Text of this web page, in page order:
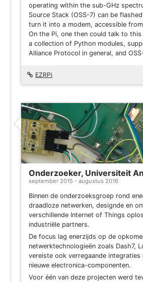
operating within the sub-GHz
Source Stack (OSS-7) can be
turn it into a modem, accessible
On the Pi, one then could talk to this
a collection of Python modules,
Alliance Protocol in general, and
EZRPi
Onderzoeker, Universiteit
september 2015 - augustus 2016
Binnen de onderzoeksgroep rond
draadloze netwerken, designde en
verschillende Internet of Things
industriële partners.
De focus lag enerzijds op de
netwerktechnologieën zoals Dash7,
vereiste ook verregaande integraties
nieuwe electronica-componenten.
Voor één van deze projecten werd